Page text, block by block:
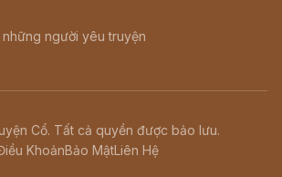
những người yêu truyện
Cổ. Tất cả quyền được bảo lưu.
KhoảnBảo MậtLiên Hệ